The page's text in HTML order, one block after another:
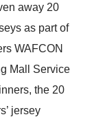
away 20
as part of
WAFCON
Mall Service
the 20
jersey